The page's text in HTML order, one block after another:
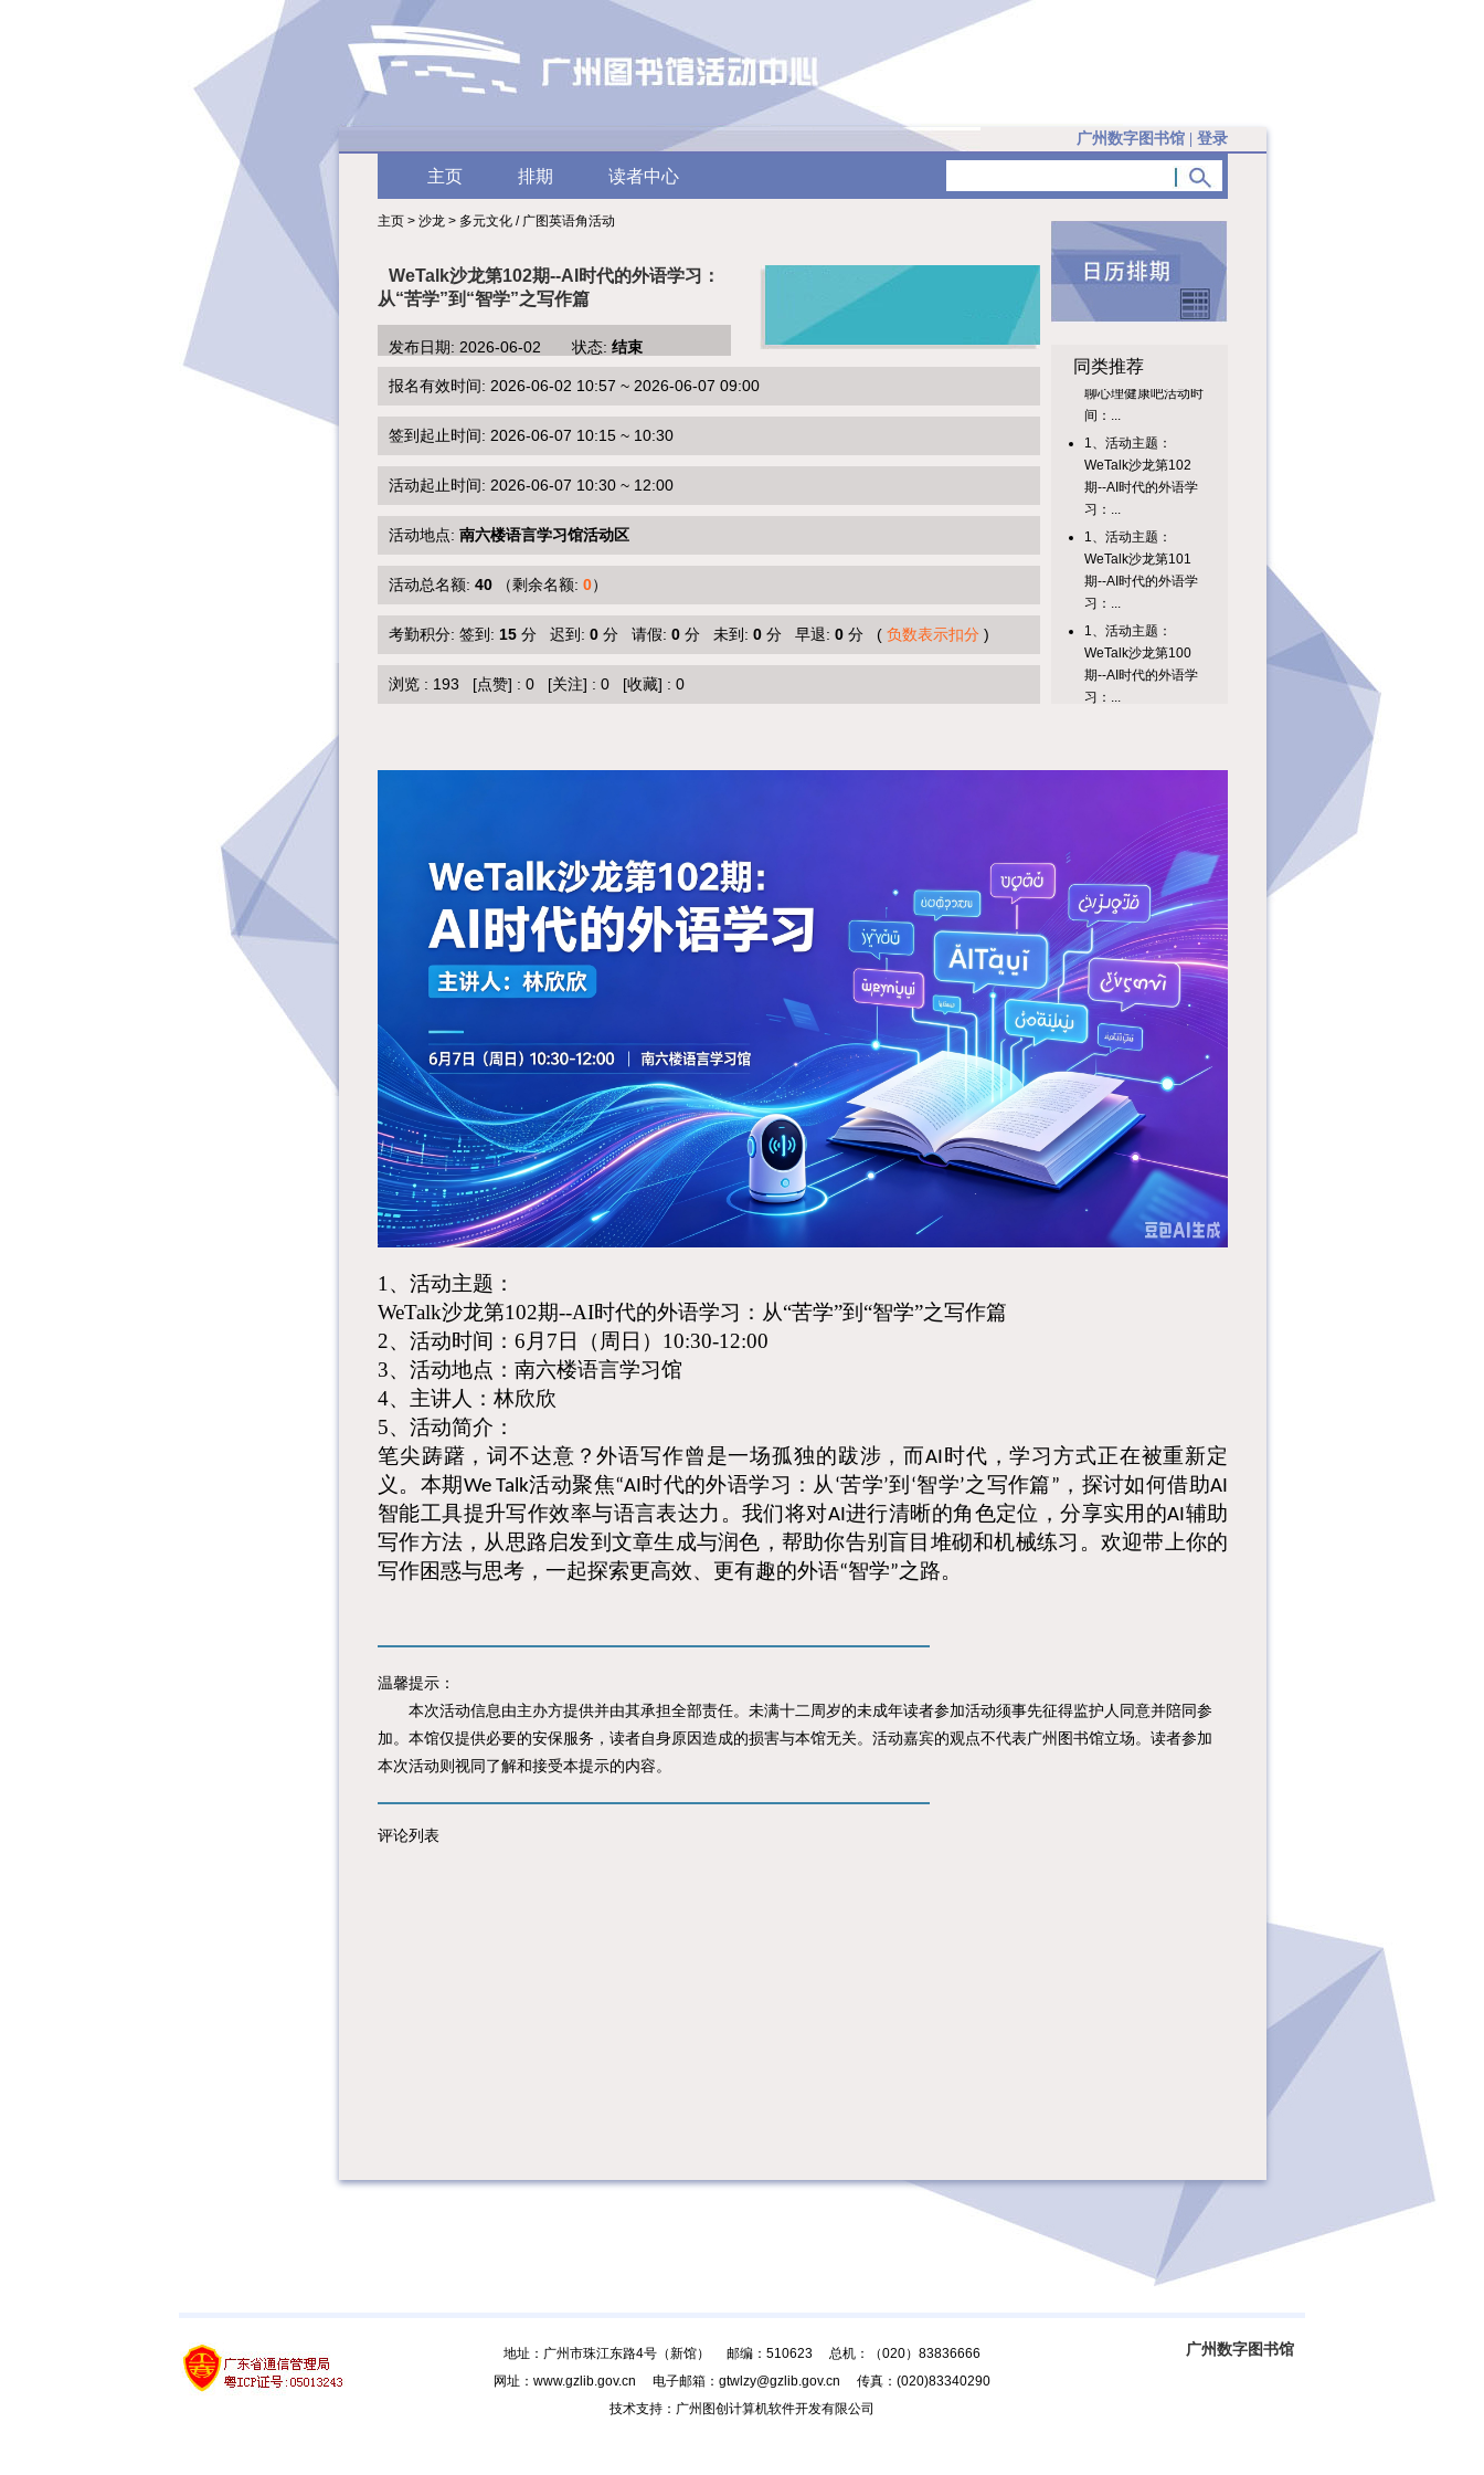
广州数字图书馆 登录
主页 排期 读者中心
主页 > 沙龙 > 多元文化 / 广图英语角活动
WeTalk沙龙第102期--AI时代的外语学习：
从“苦学”到“智学”之写作篇
发布日期: 2026-06-02 状态: 结束
报名有效时间: 2026-06-02 10:57 ~ 2026-06-07 09:00
签到起止时间: 2026-06-07 10:15 ~ 10:30
活动起止时间: 2026-06-07 10:30 ~ 12:00
活动地点: 南六楼语言学习馆活动区
活动总名额: 40 （剩余名额: 0）
考勤积分: 签到: 15 分 迟到: 0 分 请假: 0 分 未到: 0 分 早退: 0 分 ( 负数表示扣分 )
浏览 : 193 [点赞] : 0 [关注] : 0 [收藏] : 0
同类推荐
第8期--今天我们聊
聊心理健康吧活动时
间：...
WeTalk沙龙第102
期--AI时代的外语学
习：...
WeTalk沙龙第101
期--AI时代的外语学
习：...
WeTalk沙龙第100
期--AI时代的外语学
习：...
WeTalk沙龙第99期--
AI时代的外语学习：
从...
一、活动信息：
WeTalk英语聊天室
第7期--今天我们聊
聊旅行吧...
一、活动主题：
WeTalk沙龙第98期--
解锁全运知识，感受
湾区...
一、活动信息：
WeTalk英语聊天室
第6期--我的二十时
代MyT...
1、活动主题：
WeTalk沙龙第103
期--英语创意自我介
绍小技...
1、 活动主题：
WeTalk沙龙第102期--AI时代的外语学习：从“苦学”到“智学”之写作篇
2、 活动时间： 6月 7 日（周日） 10:30-12:00
3、 活动地点：南六楼语言学习馆
4、 主讲人： 林欣欣
5、 活动简介：
笔尖踌躇 ，词不达意 ？外语写作曾是一场孤独的跋涉 ，而AI时代 ，学习方式正在被重新定
义 。 本期We Talk活动聚焦“AI时代的外语学习 ： 从 ‘苦学’到 ‘智学’之写作篇” ， 探讨如何借助AI
智能工具提升写作效率与语言表达力 。 我们将对AI进行清晰的角色定位 ，分享实用的AI辅助
写作方法 ， 从思路启发到文章生成与润色 ， 帮助你告别盲目堆砌和机械练习 。 欢迎带上你的
写作困惑与思考 ， 一起探索更高效、 更有趣的外语“智学”之路。
温馨提示：
本次活动信息由主办方提供并由其承担全部责任。未满十二周岁的未成年读者参加活动须事先征得监护人同意并陪同参
加。本馆仅提供必要的安保服务，读者自身原因造成的损害与本馆无关。活动嘉宾的观点不代表广州图书馆立场。读者参加
本次活动则视同了解和接受本提示的内容。
评论列表
地址：广州市珠江东路4号（新馆） 邮编：510623 总机：（020）83836666
网址：www.gzlib.gov.cn 电子邮箱：gtwlzy@gzlib.gov.cn 传真：(020)83340290
技术支持：广州图创计算机软件开发有限公司
广州数字图书馆